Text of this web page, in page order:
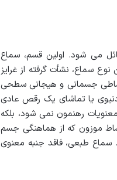
می شود. اولین قسم، سماع
سماع، نشأت گرفته از غرایز
جسمانی و هیجانی سطحی
یا تماشای یک رقص عادی
رهنمون نمی شود، بلکه
موزون که از هماهنگی جسم
طبعی، فاقد جنبه معنوی